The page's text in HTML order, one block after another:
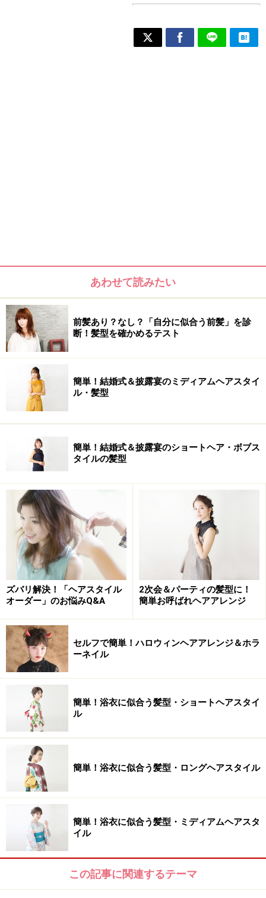
あわせて読みたい
前髪あり？なし？「自分に似合う前髪」を診
断！髪型を確かめるテスト
簡単！結婚式＆披露宴のミディアムヘアスタイ
ル・髪型
簡単！結婚式＆披露宴のショートヘア・ボブス
タイルの髪型
ズバリ解決！「ヘアスタイル
オーダー」のお悩みQ&A
2次会＆パーティの髪型に！
簡単お呼ばれヘアアレンジ
セルフで簡単！ハロウィンヘアアレンジ＆ホラ
ーネイル
簡単！浴衣に似合う髪型・ショートヘアスタイ
ル
簡単！浴衣に似合う髪型・ロングヘアスタイル
簡単！浴衣に似合う髪型・ミディアムヘアスタ
イル
この記事に関連するテーマ